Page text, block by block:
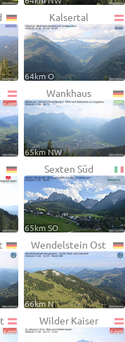
Kalsertal
64km O
Wankhaus
65km NW
Sexten Süd
65km SO
Wendelstein Ost
66km N
Wilder Kaiser